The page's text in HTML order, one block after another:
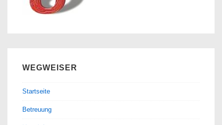
WEGWEISER
Startseite
Betreuung